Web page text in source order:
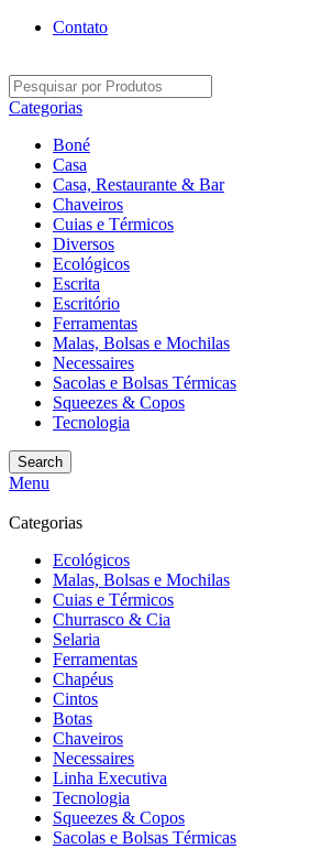
Contato
Categorias
Boné
Casa
Casa, Restaurante & Bar
Chaveiros
Cuias e Térmicos
Diversos
Ecológicos
Escrita
Escritório
Ferramentas
Malas, Bolsas e Mochilas
Necessaires
Sacolas e Bolsas Térmicas
Squeezes & Copos
Tecnologia
Search
Menu
Categorias
Ecológicos
Malas, Bolsas e Mochilas
Cuias e Térmicos
Churrasco & Cia
Selaria
Ferramentas
Chapéus
Cintos
Botas
Chaveiros
Necessaires
Linha Executiva
Tecnologia
Squeezes & Copos
Sacolas e Bolsas Térmicas